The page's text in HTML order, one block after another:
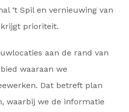
‘t Spil en vernieuwing van
prioriteit.
aan de rand van
waaraan we
Dat betreft plan
waarbij we de informatie